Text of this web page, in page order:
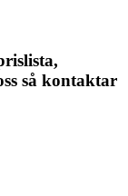
så kontaktar